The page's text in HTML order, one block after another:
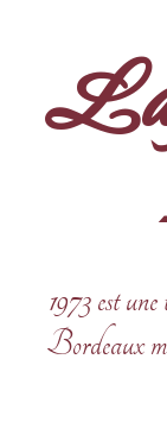
La
1973 est
Bordeaux